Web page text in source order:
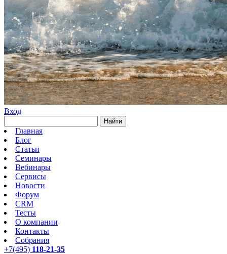
Вход
Найти
Главная
Блог
Статьи
Семинары
Вебинары
Сервисы
Новости
Форум
CRM
Тесты
О компании
Контакты
Собрания
+7(495) 118-21-35